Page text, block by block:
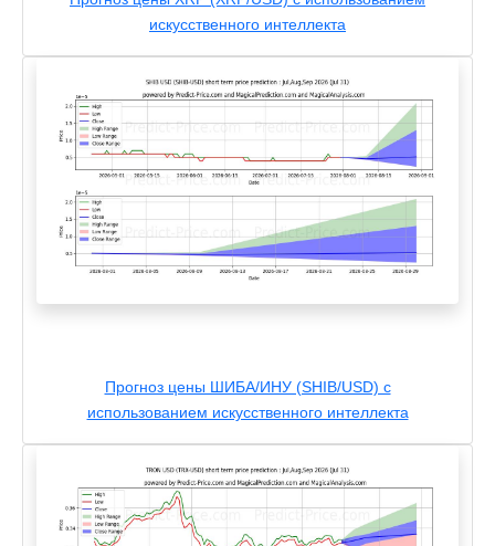
искусственного интеллекта
Прогноз цены ШИБА/ИНУ (SHIB/USD) с
использованием искусственного интеллекта